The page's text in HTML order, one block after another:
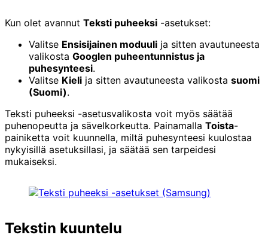
Kun olet avannut Teksti puheeksi -asetukset:
Valitse Ensisijainen moduuli ja sitten avautuneesta
valikosta Googlen puheentunnistus ja
puhesynteesi.
Valitse Kieli ja sitten avautuneesta valikosta suomi
(Suomi).
Teksti puheeksi -asetusvalikosta voit myös säätää
puhenopeutta ja sävelkorkeutta. Painamalla Toista-
painiketta voit kuunnella, miltä puhesynteesi kuulostaa
nykyisillä asetuksillasi, ja säätää sen tarpeidesi
mukaiseksi.
Tekstin kuuntelu